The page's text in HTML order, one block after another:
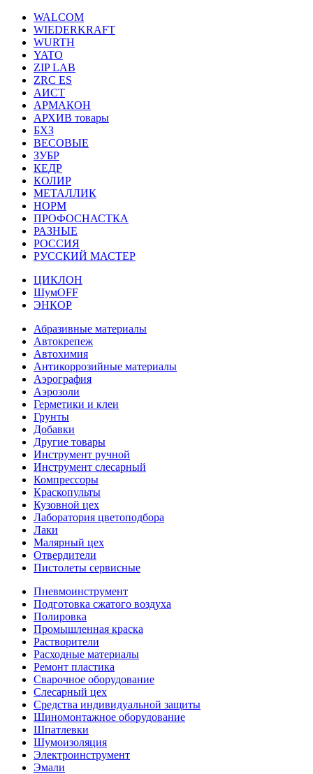
WALCOM
WIEDERKRAFT
WURTH
YATO
ZIP LAB
ZRC ES
АИСТ
АРМАКОН
АРХИВ товары
БХЗ
ВЕСОВЫЕ
ЗУБР
КЕДР
КОЛИР
МЕТАЛЛИК
НОРМ
ПРОФОСНАСТКА
РАЗНЫЕ
РОССИЯ
РУССКИЙ МАСТЕР
ЦИКЛОН
ШумOFF
ЭНКОР
Абразивные материалы
Автокрепеж
Автохимия
Антикоррозийные материалы
Аэрография
Аэрозоли
Герметики и клеи
Грунты
Добавки
Другие товары
Инструмент ручной
Инструмент слесарный
Компрессоры
Краскопульты
Кузовной цех
Лаборатория цветоподбора
Лаки
Малярный цех
Отвердители
Пистолеты сервисные
Пневмоинструмент
Подготовка сжатого воздуха
Полировка
Промышленная краска
Растворители
Расходные материалы
Ремонт пластика
Сварочное оборудование
Слесарный цех
Средства индивидуальной защиты
Шиномонтажное оборудование
Шпатлевки
Шумоизоляция
Электроинструмент
Эмали